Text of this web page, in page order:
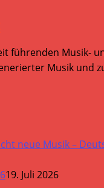
führenden Musik-
Musik und
neue Musik –
19. Juli 2026